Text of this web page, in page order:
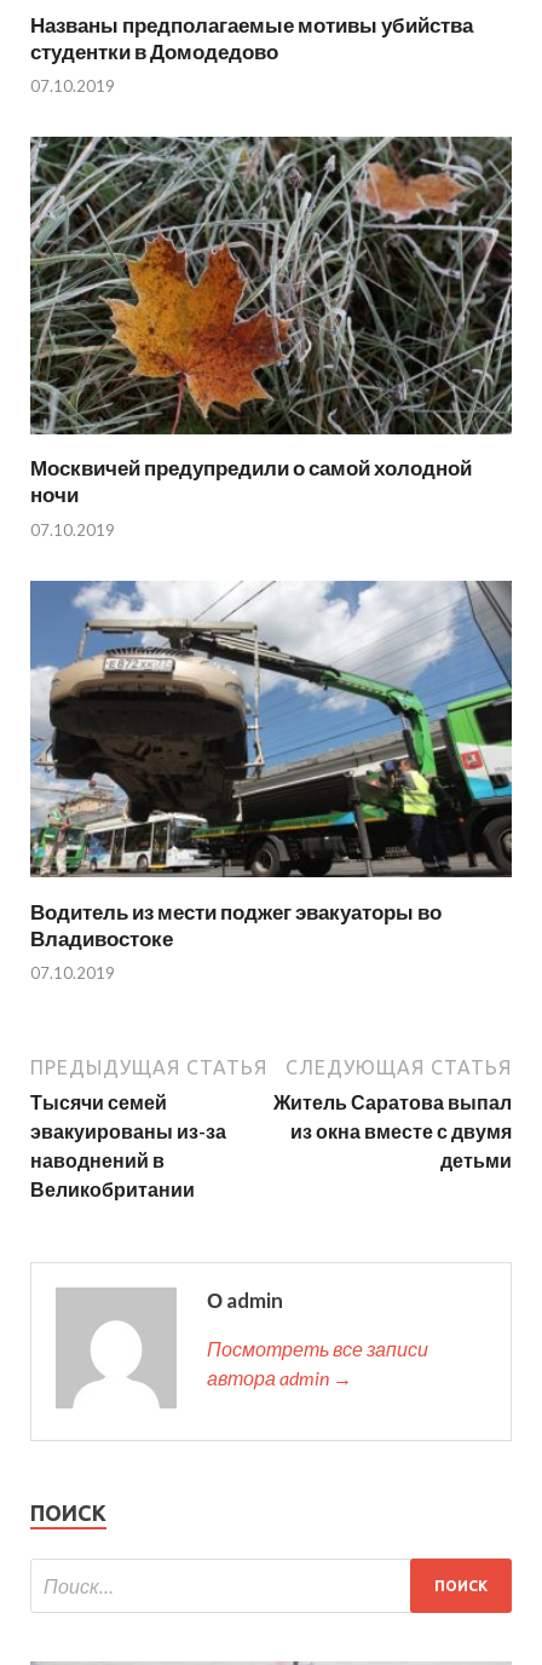
Названы предполагаемые мотивы убийства
студентки в Домодедово
07.10.2019
Москвичей предупредили о самой холодной
ночи
07.10.2019
Водитель из мести поджег эвакуаторы во
Владивостоке
07.10.2019
ПРЕДЫДУЩАЯ СТАТЬЯ
Тысячи семей
эвакуированы из-за
наводнений в
Великобритании
СЛЕДУЮЩАЯ СТАТЬЯ
Житель Саратова выпал
из окна вместе с двумя
детьми
О admin
Посмотреть все записи
автора admin →
ПОИСК